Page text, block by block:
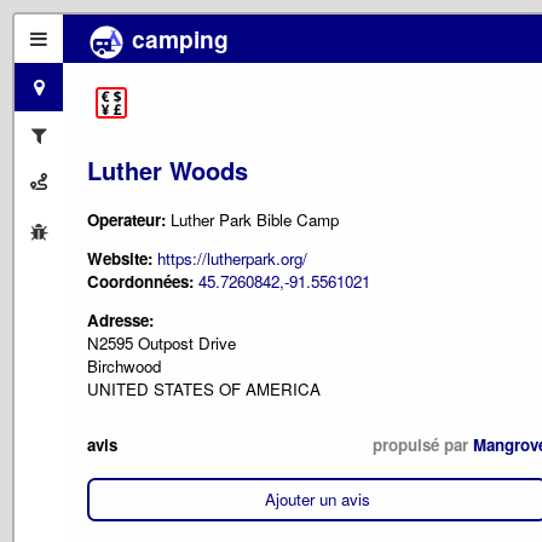
camping
Luther Woods
Operateur: Luther Park Bible Camp
Website: https://lutherpark.org/
Coordonnées: 45.7260842,-91.5561021
Adresse:
N2595 Outpost Drive
Birchwood
UNITED STATES OF AMERICA
avis propulsé par
Ajouter un avis